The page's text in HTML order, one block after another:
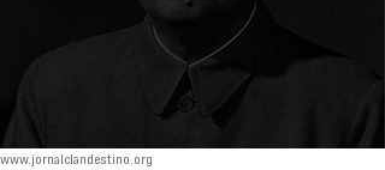
www.jornalclandestino.org